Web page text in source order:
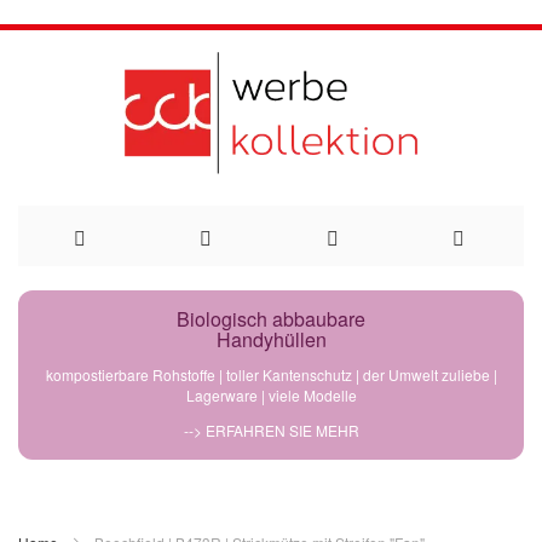
Direkt
Biologisch abbaubare
Handyhüllen
kompostierbare Rohstoffe | toller Kantenschutz | der Umwelt zuliebe |
Lagerware | viele Modelle
--> ERFAHREN SIE MEHR